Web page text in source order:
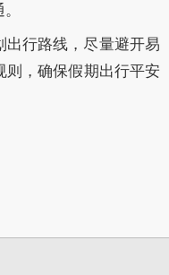
出行路线，尽量避开易
则，确保假期出行平安